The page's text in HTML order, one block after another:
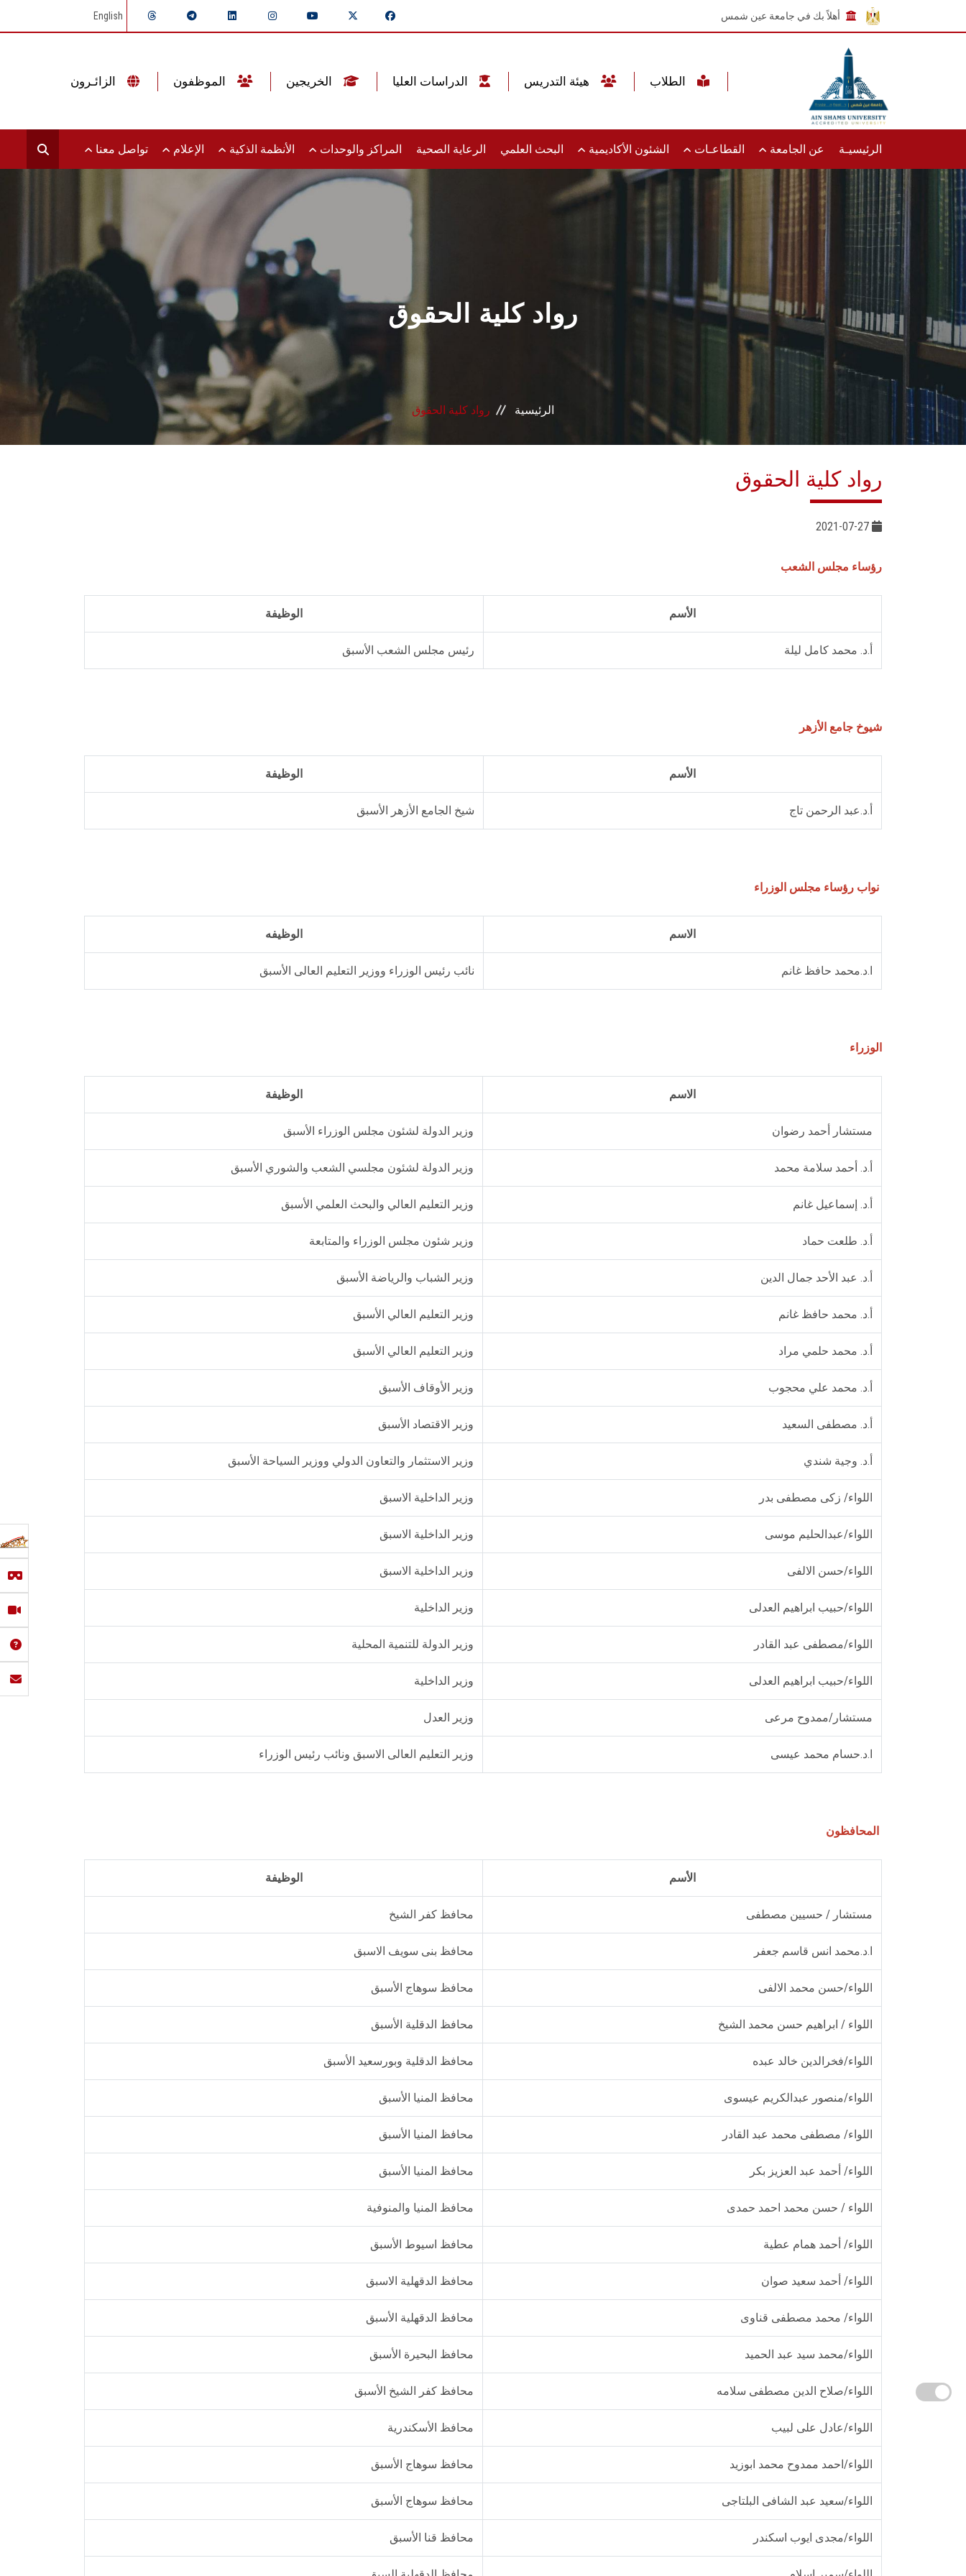
أهلاً بك في جامعة عين شمس English
الرئيسيـة عن الجامعة القطاعـات الشئون الأكاديمية البحث العلمي الرعاية الصحية المراكز والوحدات الأنظمة الذكية الإعلام تواصل معنا
رواد كلية الحقوق
الرئيسية رواد كلية الحقوق
رواد كلية الحقوق
رؤساء مجلس الشعب
الأسم الوظيفة
أ.د. محمد كامل ليلة رئيس مجلس الشعب الأسبق
شيوخ جامع الأزهر
الأسم الوظيفة
أ.د.عبد الرحمن تاج شيخ الجامع الأزهر الأسبق
نواب رؤساء مجلس الوزراء
الاسم الوظيفه
ا.د.محمد حافظ غانم نائب رئيس الوزراء ووزير التعليم العالى الأسبق
الوزراء
الوظيفة الاسم
وزير الدولة لشئون مجلس الوزراء الأسبق مستشار أحمد رضوان
وزير الدولة لشئون مجلسي الشعب والشوري الأسبق أ.د. أحمد سلامة محمد
وزير التعليم العالي والبحث العلمي الأسبق أ.د. إسماعيل غانم
وزير شئون مجلس الوزراء والمتابعة أ.د. طلعت حماد
وزير الشباب والرياضة الأسبق أ.د. عبد الأحد جمال الدين
وزير التعليم العالي الأسبق أ.د. محمد حافظ غانم
وزير التعليم العالي الأسبق أ.د. محمد حلمي مراد
وزير الأوقاف الأسبق أ.د. محمد علي محجوب
وزير الاقتصاد الأسبق أ.د. مصطفى السعيد
وزير الاستثمار والتعاون الدولي ووزير السياحة الأسبق أ.د. وجية شندي
وزير الداخلية الاسبق اللواء/ زكى مصطفى بدر
وزير الداخلية الاسبق اللواء/عبدالحليم موسى
وزير الداخلية الاسبق اللواء/حسن الالفى
وزير الداخلية اللواء/حبيب ابراهيم العدلى
وزير الدولة للتنمية المحلية اللواء/مصطفى عبد القادر
وزير الداخلية اللواء/حبيب ابراهيم العدلى
وزير العدل مستشار/ممدوح مرعى
وزير التعليم العالى الاسبق ونائب رئيس الوزراء ا.د.حسام محمد عيسى
المحافظون
الوظيفة الأسم
محافظ كفر الشيخ مستشار / حسيين مصطفى
محافظ بنى سويف الاسبق ا.د.محمد انس قاسم جعفر
محافظ سوهاج الأسبق اللواء/حسن محمد الالفى
محافظ الدقلية الأسبق اللواء / ابراهيم حسن محمد الشيخ
محافظ الدقلية وبورسعيد الأسبق اللواء/فخرالدين خالد عبده
محافظ المنيا الأسبق اللواء/منصور عبدالكريم عيسوى
محافظ المنيا الأسبق اللواء/ مصطفى محمد عبد القادر
محافظ المنيا الأسبق اللواء/ أحمد عبد العزيز بكر
محافظ المنيا والمنوفية اللواء / حسن محمد احمد حمدى
محافظ اسيوط الأسبق اللواء/ أحمد همام عطية
محافظ الدقهلية الاسبق اللواء/ أحمد سعيد صوان
محافظ الدقهلية الأسبق اللواء/ محمد مصطفى قناوى
محافظ البحيرة الأسبق اللواء/محمد سيد عبد الحميد
محافظ كفر الشيخ الأسبق اللواء/صلاح الدين مصطفى سلامه
محافظ الأسكندرية اللواء/عادل على لبيب
محافظ سوهاج الأسبق اللواء/احمد ممدوح محمد ابوزيد
محافظ سوهاج الأسبق اللواء/سعيد عبد الشافى البلتاجى
محافظ قنا الأسبق اللواء/مجدى ايوب اسكندر